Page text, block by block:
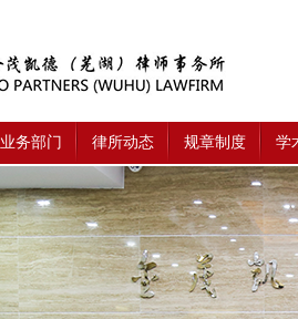
业务部门 律所动态 规章制度 学